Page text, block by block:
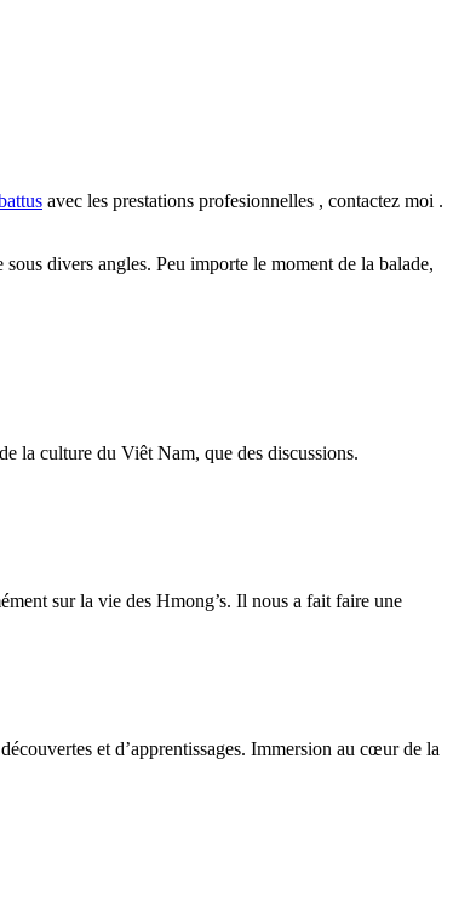
avec les prestations profesionnelles , contactez moi .
divers angles. Peu importe le moment de la balade,
la culture du Viêt Nam, que des discussions.
sur la vie des Hmong’s. Il nous a fait faire une
et d’apprentissages. Immersion au cœur de la